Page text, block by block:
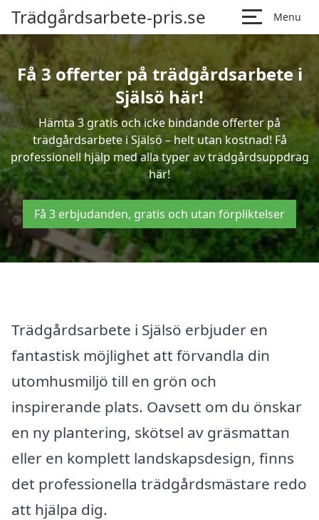
Trädgårdsarbete-pris.se Menu
Få 3 offerter på trädgårdsarbete i
Själsö här!
Hämta 3 gratis och icke bindande offerter på
trädgårdsarbete i Själsö – helt utan kostnad! Få
professionell hjälp med alla typer av trädgårdsuppdrag
här!
Få 3 erbjudanden, gratis och utan förpliktelser
Trädgårdsarbete i Själsö erbjuder en
fantastisk möjlighet att förvandla din
utomhusmiljö till en grön och
inspirerande plats. Oavsett om du önskar
en ny plantering, skötsel av gräsmattan
eller en komplett landskapsdesign, finns
det professionella trädgårdsmästare redo
att hjälpa dig.